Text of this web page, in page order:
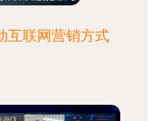
互联网营销方式